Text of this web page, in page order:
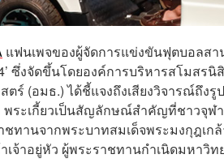
แฟนเพจของผู้จัดการแข่งขันฟุตบอลสา
ซึ่งจัดขึ้นโดยองค์การบริหารสโมสรนิ
ร์ (อมธ.) ได้ชี้แจงถึงเสียงวิจารณ์ถึง
พระเกี้ยวเป็นสัญลักษณ์สำคัญที่ชาวจุ
ทานจากพระบาทสมเด็จพระมงกุฎเก
เจ้าอยู่หัว ผู้พระราชทานกำเนิดมหาวิท